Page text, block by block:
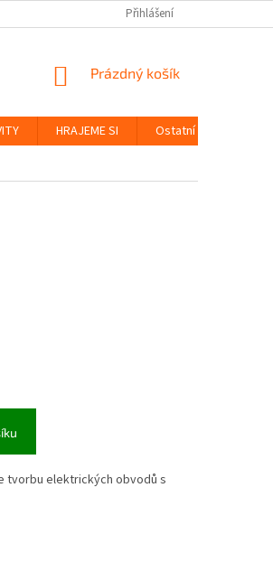
ZÁSADY OCHRANY
Přihlášení
NÁKUPNÍ
Prázdný košík
HRAJEME SI Ostatní
tvorbu elektrických obvodů s